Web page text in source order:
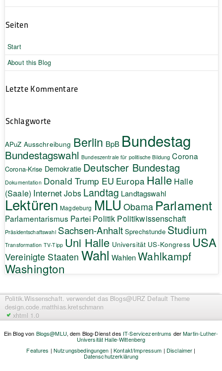
Seiten
Start
About this Blog
Letzte Kommentare
Schlagworte
APuZ Ausschreibung Berlin BpB Bundestag
Bundestagswahl Bundeszentrale für politische Bildung Corona
Corona-Krise Demokratie Deutscher Bundestag
Dokumentation Donald Trump EU Europa Halle Halle
(Saale) InternetJobs Landtag Landtagswahl
Lektüren Magdeburg MLU Obama Parlament
Parlamentarismus Partei Politik Politikwissenschaft
Präsidentschaftswahl Sachsen-Anhalt Sprechstunde Studium
Transformation TV-Tipp Uni Halle Universität US-Kongress USA
Vereinigte Staaten Wahl Wahlen Wahlkampf
Washington
Politik.Wissenschaft. verwendet das Blogs@URZ Default Theme
design.code.matthias.kretschmann
xhtml 1.0
Ein Blog von Blogs@MLU, dem Blog-Dienst des IT-Servicezentrums derMartin-Luther-
Universität Halle-Wittenberg
Features | Nutzungsbedingungen |Kontakt/Impressum | Disclaimer |
Datenschutzerklärung